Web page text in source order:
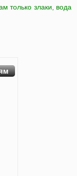
только злаки, вода